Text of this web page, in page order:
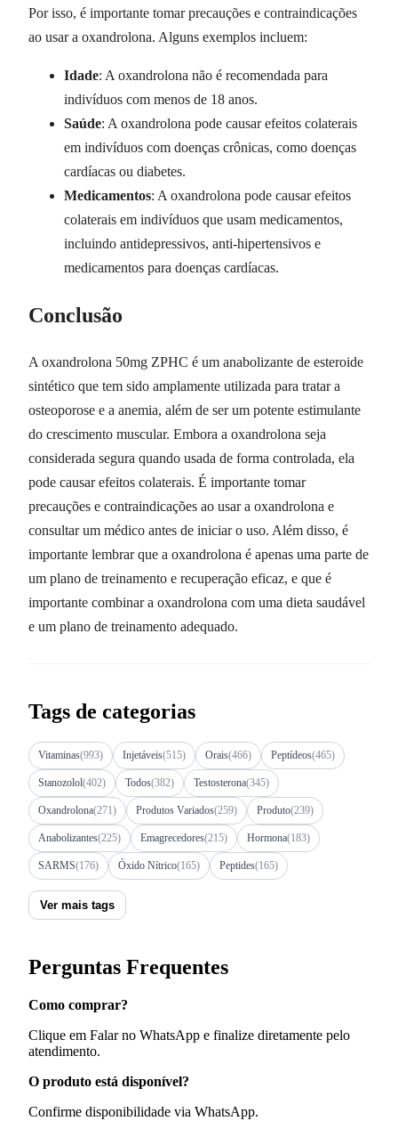
Por isso, é importante tomar precauções e contraindicações
ao usar a oxandrolona. Alguns exemplos incluem:
Idade: A oxandrolona não é recomendada para
indivíduos com menos de 18 anos.
Saúde: A oxandrolona pode causar efeitos colaterais
em indivíduos com doenças crônicas, como doenças
cardíacas ou diabetes.
Medicamentos: A oxandrolona pode causar efeitos
colaterais em indivíduos que usam medicamentos,
incluindo antidepressivos, anti-hipertensivos e
medicamentos para doenças cardíacas.
Conclusão
A oxandrolona 50mg ZPHC é um anabolizante de esteroide
sintético que tem sido amplamente utilizada para tratar a
osteoporose e a anemia, além de ser um potente estimulante
do crescimento muscular. Embora a oxandrolona seja
considerada segura quando usada de forma controlada, ela
pode causar efeitos colaterais. É importante tomar
precauções e contraindicações ao usar a oxandrolona e
consultar um médico antes de iniciar o uso. Além disso, é
importante lembrar que a oxandrolona é apenas uma parte de
um plano de treinamento e recuperação eficaz, e que é
importante combinar a oxandrolona com uma dieta saudável
e um plano de treinamento adequado.
Tags de categorias
Vitaminas(993) Injetáveis(515) Orais(466) Peptídeos(465)
Stanozolol(402) Todos(382) Testosterona(345)
Oxandrolona(271) Produtos Variados(259) Produto(239)
Anabolizantes(225) Emagrecedores(215) Hormona(183)
SARMS(176) Óxido Nítrico(165) Peptides(165)
Ver mais tags
Perguntas Frequentes
Como comprar?
Clique em Falar no WhatsApp e finalize diretamente pelo
atendimento.
O produto está disponível?
Confirme disponibilidade via WhatsApp.